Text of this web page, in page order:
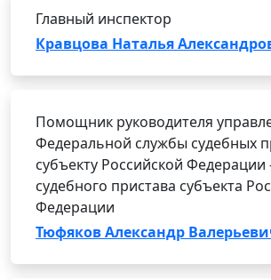
Главный инспектор
Кравцова Наталья
Помощник руководителя
Федеральной службы судебных
субъекту Российской Федерации
судебного пристава субъекта
Федерации
Тюфяков Александр